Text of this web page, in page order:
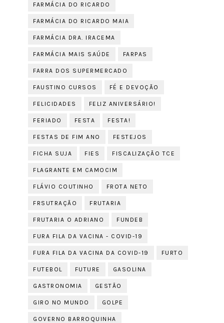
FARMÁCIA DO RICARDO
FARMÁCIA DO RICARDO MAIA
FARMÁCIA DRA. IRACEMA
FARMÁCIA MAIS SAÚDE FARPAS
FARRA DOS SUPERMERCADO
FAUSTINO CURSOS FÉ E DEVOÇÃO
FELICIDADES FELIZ ANIVERSÁRIO!
FERIADO FESTA FESTA!
FESTAS DE FIM ANO FESTEJOS
FICHA SUJA FIES FISCALIZAÇÃO TCE
FLAGRANTE EM CAMOCIM
FLÁVIO COUTINHO FROTA NETO
FRSUTRAÇÃO FRUTARIA
FRUTARIA O ADRIANO FUNDEB
FURA FILA DA VACINA - COVID-19
FURA FILA DA VACINA DA COVID-19 FURTO
FUTEBOL FUTURE GASOLINA
GASTRONOMIA GESTÃO
GIRO NO MUNDO GOLPE
GOVERNO BARROQUINHA